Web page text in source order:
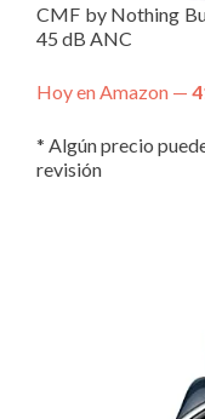
CMF by Nothing
45 dB ANC
Hoy en Amazon —
* Algún precio
revisión